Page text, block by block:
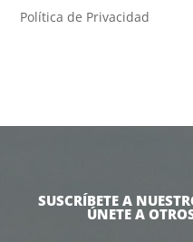
Política de Privacidad
SUSCRÍBETE A
ÚNETE A